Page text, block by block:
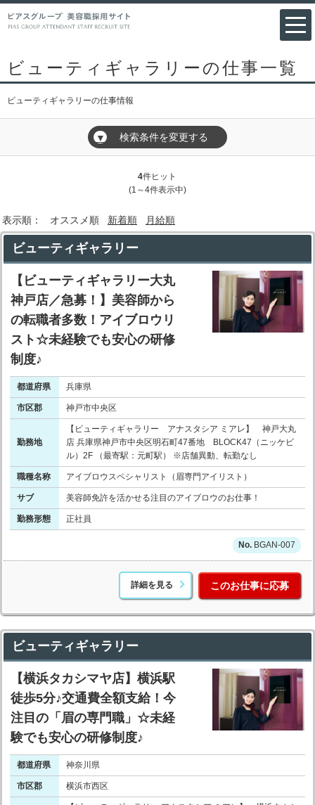
ビューティギャラリーの仕事一覧
ビューティギャラリーの仕事情報
▼ 検索条件を変更する
4件ヒット
(1～4件表示中)
表示順： オススメ順 新着順 月給順
ビューティギャラリー
【ビューティギャラリー大丸
神戸店／急募！】美容師から
の転職者多数！アイブロウリ
スト☆未経験でも安心の研修
制度♪
都道府県 兵庫県
市区郡 神戸市中央区
勤務地
【ビューティギャラリー アナスタシア ミアレ】 神戸大丸
店 兵庫県神戸市中央区明石町47番地 BLOCK47（ニッケビ
ル）2F （最寄駅：元町駅） ※店舗異動、転勤なし
職種名称 アイブロウスペシャリスト（眉専門アイリスト）
サブ 美容師免許を活かせる注目のアイブロウのお仕事！
勤務形態 正社員
BGAN-007
詳細を見る このお仕事に応募
ビューティギャラリー
【横浜タカシマヤ店】横浜駅
徒歩5分♪交通費全額支給！今
注目の「眉の専門職」☆未経
験でも安心の研修制度♪
都道府県 神奈川県
市区郡 横浜市西区